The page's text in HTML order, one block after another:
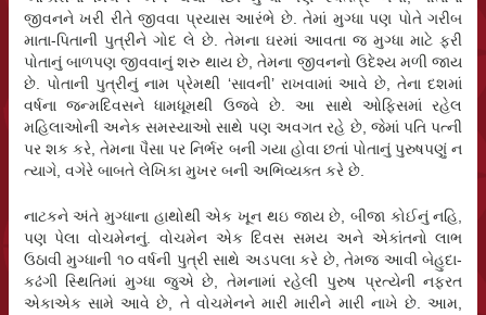
જીવનને ખરી રીતે જીવવા પ્રયાસ આરંભે છે. તેમાં મુગ્ધા પણ પોતે ગરીબ
માતા-પિતાની પુત્રીને ગોદ લે છે. તેમના ઘરમાં આવતા જ મુગ્ધા માટે ફરી
પોતાનું બાળપણ જીવવાનું શરુ થાય છે, તેમના જીવનનો ઉદેશ્ય મળી જાય
છે. પોતાની પુત્રીનું નામ પ્રેમથી ‘સાવની’ રાખવામાં આવે છે, તેના દશમાં
વર્ષના જન્મદિવસને ધામધૂમથી ઉજવે છે. આ સાથે ઓફિસમાં રહેલ
મહિલાઓની અનેક સમસ્યાઓ સાથે પણ અવગત રહે છે, જેમાં પતિ પત્ની
પર શક કરે, તેમના પૈસા પર નિર્ભર બની ગયા હોવા છતાં પોતાનું પુરુષપણું ન
ત્યાગે, વગેરે બાબતે લેખિકા મુખર બની અભિવ્યક્ત કરે છે.
નાટકને અંતે મુગ્ધાના હાથોથી એક ખૂન થઇ જાય છે, બીજા કોઈનું નહિ,
પણ પેલા વોચમેનનું. વોચમેન એક દિવસ સમય અને એકાંતનો લાભ
ઉઠાવી મુગ્ધાની ૧૦ વર્ષની પુત્રી સાથે અડપલા કરે છે, તેમજ આવી બેહુદા-
કઢંગી સ્થિતિમાં મુગ્ધા જુએ છે, તેમનામાં રહેલી પુરુષ પ્રત્યેની નફરત
એકાએક સામે આવે છે, તે વોચમેનને મારી મારીને મારી નાખે છે. આમ,